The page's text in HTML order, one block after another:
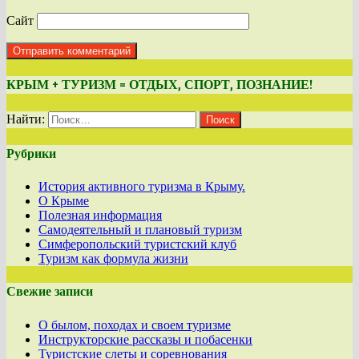
Сайт
КРЫМ + ТУРИЗМ = ОТДЫХ, СПОРТ, ПОЗНАНИЕ!
Найти:
Рубрики
История активного туризма в Крыму.
О Крыме
Полезная информация
Самодеятельный и плановый туризм
Симферопольский туристский клуб
Туризм как формула жизни
Свежие записи
О былом, походах и своем туризме
Инструкторские рассказы и побасенки
Туристские слеты и соревнования